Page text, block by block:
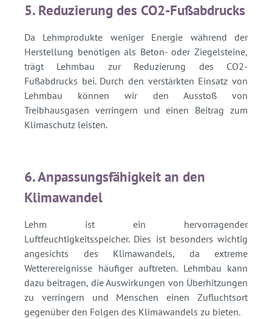
5. Reduzierung des CO2-Fußabdrucks
Da Lehmprodukte weniger Energie während der
Herstellung benötigen als Beton- oder Ziegelsteine,
trägt Lehmbau zur Reduzierung des CO2-
Fußabdrucks bei. Durch den verstärkten Einsatz von
Lehmbau können wir den Ausstoß von
Treibhausgasen verringern und einen Beitrag zum
Klimaschutz leisten.
6. Anpassungsfähigkeit an den
Klimawandel
Lehm ist ein hervorragender
Luftfeuchtigkeitsspeicher. Dies ist besonders wichtig
angesichts des Klimawandels, da extreme
Wetterereignisse häufiger auftreten. Lehmbau kann
dazu beitragen, die Auswirkungen von Überhitzungen
zu verringern und Menschen einen Zufluchtsort
gegenüber den Folgen des Klimawandels zu bieten.